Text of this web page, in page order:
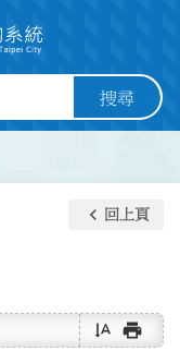
搜尋
keyboard_arrow_left 回上頁
text_rotate_vertical print